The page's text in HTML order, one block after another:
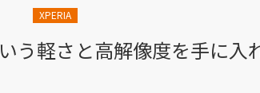
XPERIA
う軽さと高解像度を手に入